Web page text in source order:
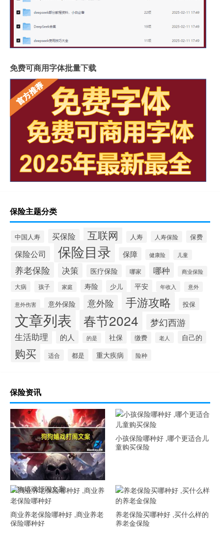
免费可商用字体批量下载
保险主题分类
中国人寿 买保险 互联网 人寿 人寿保险 保费
保险公司 保险目录 保障 健康险 儿童
养老保险 决策 医疗保险 哪家 哪种
商业保险
大病
孩子 家庭 寿险 少儿 平安 年收入 意外
意外伤害 意外保险 意外险 手游攻略 投保
文章列表 春节2024 梦幻西游
生活助理 的人 的是 社保 缴费 老人 自己的
购买 适合 都是 重大疾病 险种
保险资讯
狗狗嬉戏打闹文案
小孩保险哪种好 ,哪个更适合儿
童购买保险
商业养老保险哪种好 ,商业养老
保险哪种好
养老保险买哪种好 ,买什么样的
养老金保险